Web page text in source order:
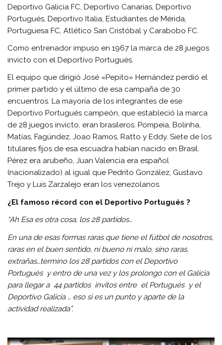
Deportivo Galicia FC, Deportivo Canarias, Deportivo
Portugués, Deportivo Italia, Estudiantes de Mérida,
Portuguesa FC, Atlético San Cristóbal y Carabobo FC.
Como entrenador impuso en 1967 la marca de 28 juegos
invicto con el Deportivo Portugués.
El equipo que dirigió José «Pepito» Hernández perdió el
primer partido y el último de esa campaña de 30
encuentros. La mayoría de los integrantes de ese
Deportivo Portugués campeón, que estableció la marca
de 28 juegos invicto, eran brasileros. Pompeia, Bolinha,
Matías, Fagúndez, Joao Ramos, Ratto y Eddy. Siete de los
titulares fijos de esa escuadra habían nacido en Brasil.
Pérez era arubeño, Juan Valencia era español
(nacionalizado) al igual que Pedrito González, Gustavo
Trejo y Luis Zarzalejo eran los venezolanos.
¿El famoso récord con el Deportivo Portugués ?
“Ah Esa es otra cosa, los 28 partidos…
En una de esas formas raras que tiene el fútbol de nosotros,
raras en el buen sentido, ni bueno ni malo, sino raras,
extrañas…termino los 28 partidos con el Deportivo
Portugués y entro de una vez y los prolongo con el Galicia
para llegar a 44 partidos invitos entre el Portugués y el
Deportivo Galicia … eso si es un punto y aparte de la
actividad realizada”.